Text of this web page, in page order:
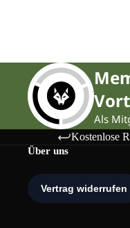
Als
Kostenlose
Über uns